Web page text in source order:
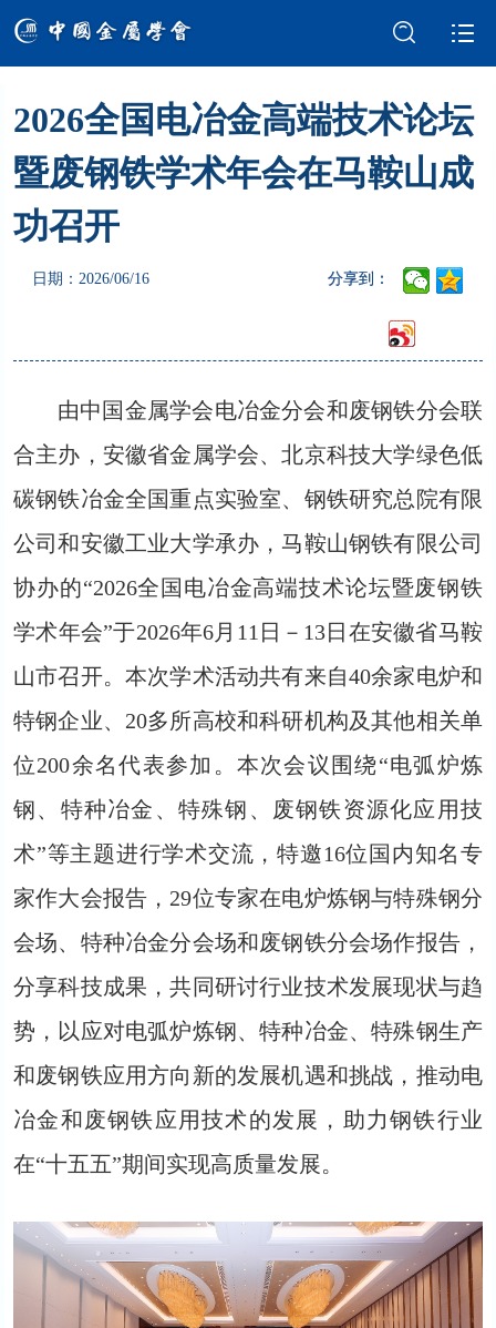
学会介绍 新闻中心
会员服务
科技奖励
2026全国电冶金高端技术论坛
暨废钢铁学术年会在马鞍山成
功召开
日期：2026/06/16 分享到：
由中国金属学会电冶金分会和废钢铁分会联
合主办，安徽省金属学会、北京科技大学绿色低
碳钢铁冶金全国重点实验室、钢铁研究总院有限
公司和安徽工业大学承办，马鞍山钢铁有限公司
协办的“2026全国电冶金高端技术论坛暨废钢铁
学术年会”于2026年6月11日－13日在安徽省马鞍
山市召开。本次学术活动共有来自40余家电炉和
特钢企业、20多所高校和科研机构及其他相关单
位200余名代表参加。本次会议围绕“电弧炉炼
钢、特种冶金、特殊钢、废钢铁资源化应用技
术”等主题进行学术交流，特邀16位国内知名专
家作大会报告，29位专家在电炉炼钢与特殊钢分
会场、特种冶金分会场和废钢铁分会场作报告，
分享科技成果，共同研讨行业技术发展现状与趋
势，以应对电弧炉炼钢、特种冶金、特殊钢生产
和废钢铁应用方向新的发展机遇和挑战，推动电
冶金和废钢铁应用技术的发展，助力钢铁行业
在“十五五”期间实现高质量发展。